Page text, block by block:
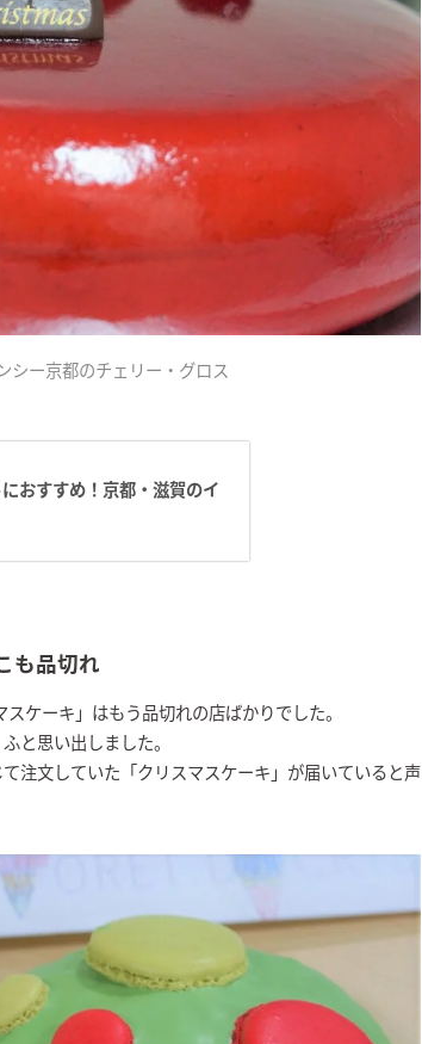
シー京都のチェリー・グロス
おすすめ！京都・滋賀のイ
も品切れ
ケーキ」はもう品切れの店ばかりでした。
と思い出しました。
注文していた「クリスマスケーキ」が届いていると声